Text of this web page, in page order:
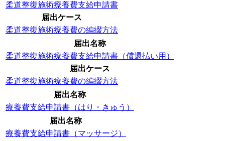
柔道整復施術療養費支給申請書
届出ケース
柔道整復施術療養費の編綴方法
届出名称
柔道整復施術療養費支給申請書（償還払い用）
届出ケース
柔道整復施術療養費の編綴方法
届出名称
療養費支給申請書（はり・きゅう）
届出名称
療養費支給申請書（マッサージ）